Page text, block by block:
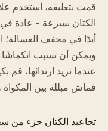
قمت بتعليقه، استخدم
الكتان بسرعة - عادة
أبدًا في مجفف الغسالة؛
ويمكن أن تسبب انكماشًا.
عندما تريد ارتدائها،
قماش مبللة بين
تجاعيد الكتان جزء من